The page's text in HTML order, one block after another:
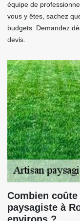
équipe de
vous y êtes, sachez
budgets. Demandez
devis.
Combien
paysagiste à